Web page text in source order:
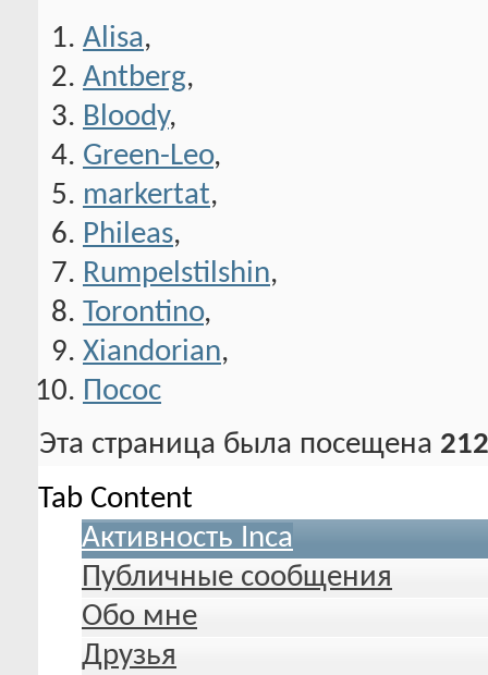
Alisa,
Antberg,
Bloody,
Green-Leo,
markertat,
Phileas,
Rumpelstilshin,
Torontino,
Xiandorian,
Посос
Эта страница была посещена
Tab Content
Активность Inca
Публичные сообщения
Обо мне
Друзья